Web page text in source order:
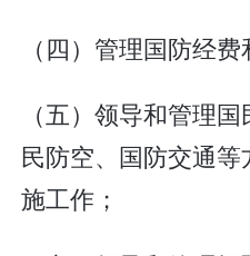
（四）管理国防经
（五）领导和管理
民防空、国防交通
施工作；